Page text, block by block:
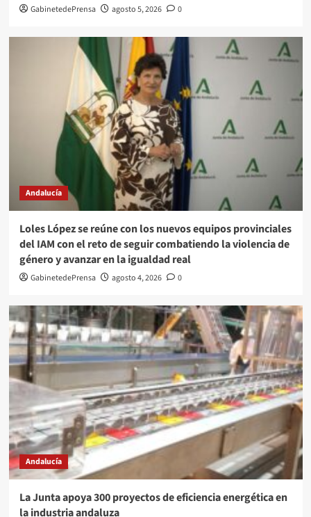
GabinetedePrensa agosto 5, 2026 0
Andalucía
Loles López se reúne con los nuevos equipos provinciales
del IAM con el reto de seguir combatiendo la violencia de
género y avanzar en la igualdad real
GabinetedePrensa agosto 4, 2026 0
Andalucía
La Junta apoya 300 proyectos de eficiencia energética en
la industria andaluza